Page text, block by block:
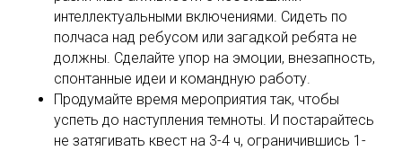
интеллектуальными включениями. Сидеть по
полчаса над ребусом или загадкой ребята не
должны. Сделайте упор на эмоции, внезапность,
спонтанные идеи и командную работу.
Продумайте время мероприятия так, чтобы
успеть до наступления темноты. И постарайтесь
не затягивать квест на 3-4 ч, ограничившись 1-